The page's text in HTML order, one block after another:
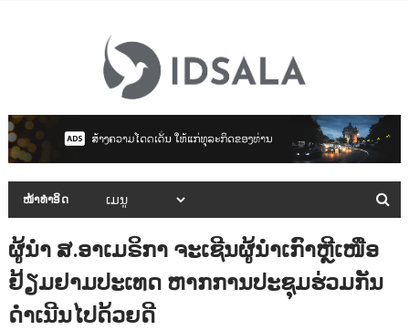
ໜ້າທຳອິດ
ຜູ້ນຳ ສ.ອາເມຣິກາ ຈະເຊີນຜູ້ນຳເກົາຫຼີເໜືອ
ຢ້ຽມຢາມປະເທດ ຫາກການປະຊຸມຮ່ວມກັນ
ດຳເນີນໄປດ້ວຍດີ